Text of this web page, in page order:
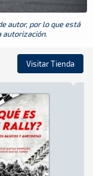
autor, por lo que está
autorización.
Visitar Tienda